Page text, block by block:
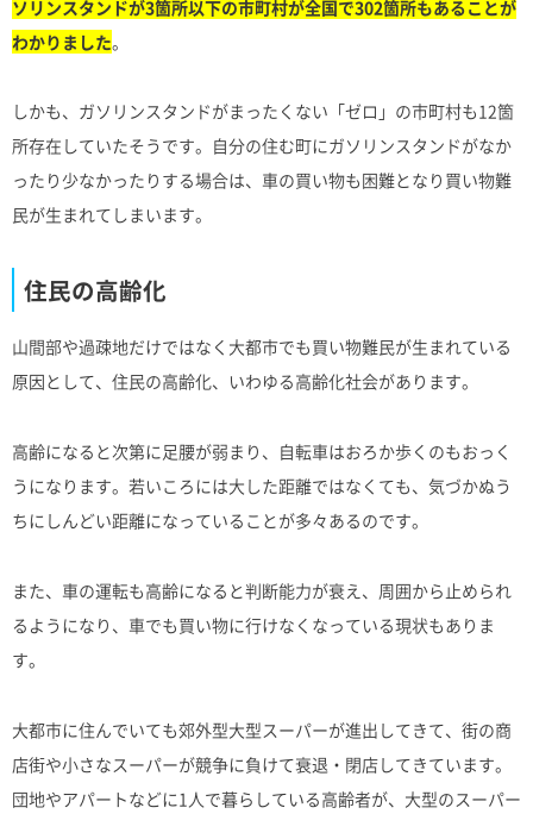
ソリンスタンドが3箇所以下の市町村が全国で302箇所もあることが
わかりました。
しかも、ガソリンスタンドがまったくない「ゼロ」の市町村も12箇
所存在していたそうです。自分の住む町にガソリンスタンドがなか
ったり少なかったりする場合は、車の買い物も困難となり買い物難
民が生まれてしまいます。
住民の高齢化
山間部や過疎地だけではなく大都市でも買い物難民が生まれている
原因として、住民の高齢化、いわゆる高齢化社会があります。
高齢になると次第に足腰が弱まり、自転車はおろか歩くのもおっく
うになります。若いころには大した距離ではなくても、気づかぬう
ちにしんどい距離になっていることが多々あるのです。
また、車の運転も高齢になると判断能力が衰え、周囲から止められ
るようになり、車でも買い物に行けなくなっている現状もありま
す。
大都市に住んでいても郊外型大型スーパーが進出してきて、街の商
店街や小さなスーパーが競争に負けて衰退・閉店してきています。
団地やアパートなどに1人で暮らしている高齢者が、大型のスーパー